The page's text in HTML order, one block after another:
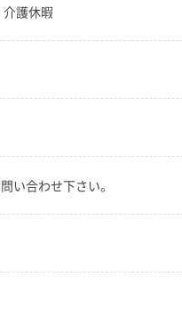
護休暇
い合わせ下さい。